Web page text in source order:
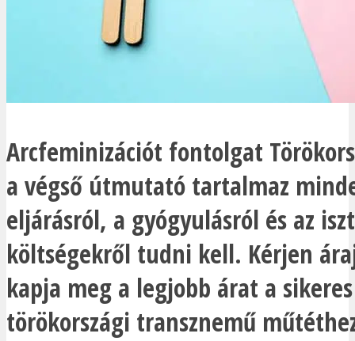
Arcfeminizációt fontolgat
a végső útmutató tartalmaz
eljárásról, a gyógyulásról és az
költségekről tudni kell. Kérjen
kapja meg a legjobb árat a sikeres
törökországi transznemű